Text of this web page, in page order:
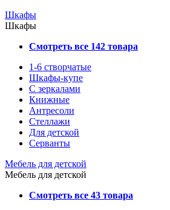
Шкафы
Шкафы
Смотреть все 142 товара
1-6 створчатые
Шкафы-купе
С зеркалами
Книжные
Антресоли
Стеллажи
Для детской
Серванты
Мебель для детской
Мебель для детской
Смотреть все 43 товара